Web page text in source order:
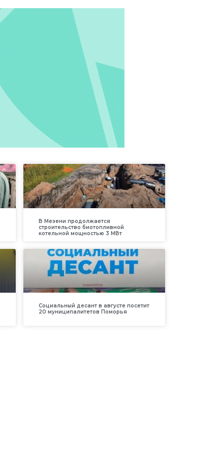
В Мезени продолжается
строительство биотопливной
котельной мощностью 3 МВт
Социальный десант в августе посетит
20 муниципалитетов Поморья